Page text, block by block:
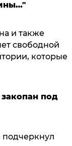
и также
свободной
которые
под
подчеркнул